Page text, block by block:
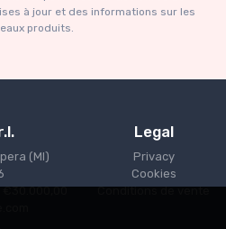
à jour et des informations sur les
produits.
(MI)
€30.000,00
Legal
Privacy
Cookies
Conditions de vente